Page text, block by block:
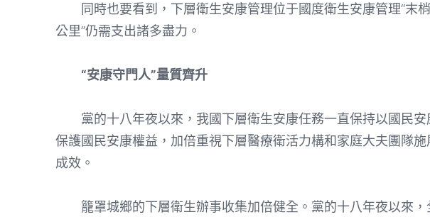
同時也要看到，下層衛生安康管理位于國度衛生安康管理“末梢
公里”仍需支出諸多盡力。
“安康守門人”量質齊升
黨的十八年夜以來，我國下層衛生安康任務一直保持以國民安
保護國民安康權益，加倍重視下層醫療衛活力構和家庭大夫團隊施
成效。
籠罩城鄉的下層衛生辦事收集加倍健全。黨的十八年夜以來，